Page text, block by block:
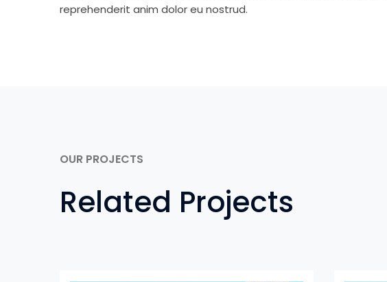
reprehenderit anim dolor eu nostrud.
OUR PROJECTS
Related Projects